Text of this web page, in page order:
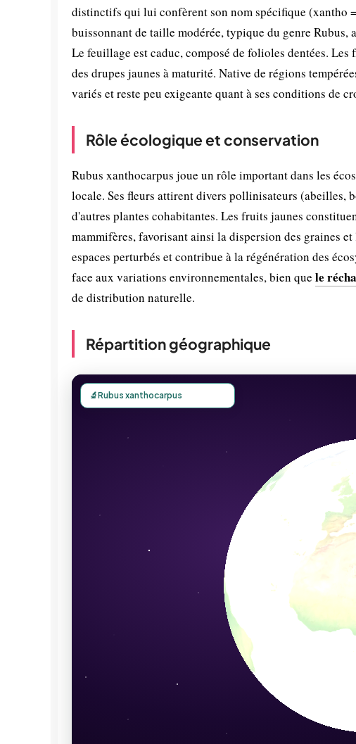
distinctifs qui lui confèrent son nom spécifique (xantho
buissonnant de taille modérée, typique du genre Rubus,
Le feuillage est caduc, composé de folioles dentées.
des drupes jaunes à maturité. Native de régions
variés et reste peu exigeante quant à ses conditions de
Rôle écologique et conservation
Rubus xanthocarpus joue un rôle important dans les
locale. Ses fleurs attirent divers pollinisateurs (abeilles,
d'autres plantes cohabitantes. Les fruits jaunes
mammifères, favorisant ainsi la dispersion des graines
espaces perturbés et contribue à la régénération des
face aux variations environnementales, bien que le
de distribution naturelle.
Répartition géographique